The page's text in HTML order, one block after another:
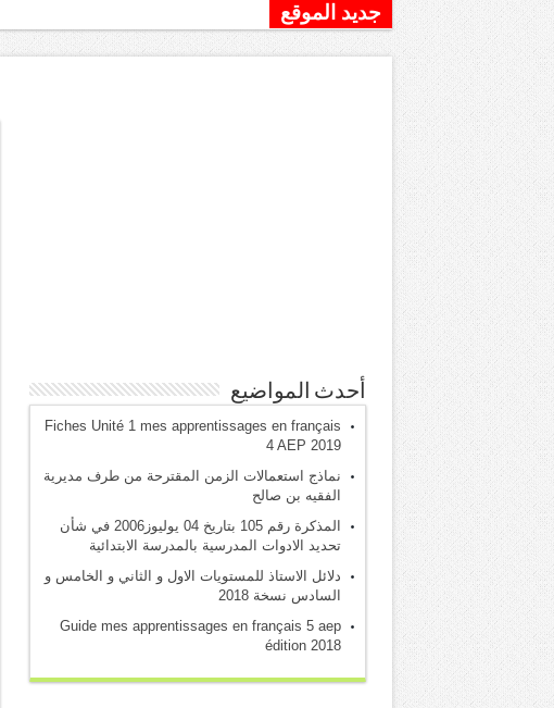
جديد الموقع
أحدث المواضيع
Fiches Unité 1 mes apprentissages en français
4 AEP 2019
نماذج استعمالات الزمن المقترحة من طرف مديرية
الفقيه بن صالح
المذكرة رقم 105 بتاريخ 04 يوليوز2006 في شأن
تحديد الادوات المدرسية بالمدرسة الابتدائية
دلائل الاستاذ للمستويات الاول و الثاني و الخامس و
السادس نسخة 2018
Guide mes apprentissages en français 5 aep
édition 2018